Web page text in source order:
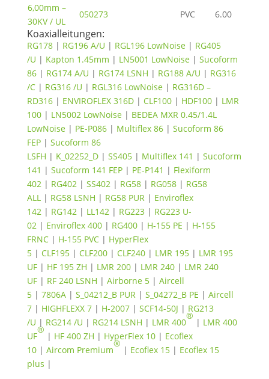
6,00mm –
30KV / UL
050273 PVC 6.00
Koaxialleitungen:
RG178| RG196 A/U | RGL196 LowNoise| RG405
/U | Kapton 1.45mm | LN5001 LowNoise| Sucoform
86| RG174 A/U | RG174 LSNH | RG188 A/U | RG316
/C| RG316 /U | RGL316 LowNoise| RG316D –
RD316| ENVIROFLEX 316D| CLF100| HDF100| LMR
100| LN5002 LowNoise| BEDEA MXR 0.45/1.4L
LowNoise| PE-P086| Multiflex 86| Sucoform 86
FEP| Sucoform 86
LSFH | K_02252_D| SS405| Multiflex 141 | Sucoform
141 | Sucoform 141 FEP| PE-P141 | Flexiform
402| RG402| SS402| RG58| RG058| RG58
ALL| RG58 LSNH | RG58 PUR| Enviroflex
142| RG142| LL142| RG223| RG223 U-
02| Enviroflex 400| RG400| H-155 PE | H-155
FRNC| H-155 PVC| HyperFlex
5| CLF195| CLF200| CLF240| LMR 195| LMR 195
UF| HF 195 ZH | LMR 200| LMR 240| LMR 240
UF| RF 240 LSNH | Airborne 5| Aircell
5| 7806A| S_04212_B PUR| S_04272_B PE | Aircell
7| HIGHFLEXX 7| H-2007| SCF14-50J | RG213
/U | RG214 /U | RG214 LSNH | LMR 400
®
| LMR 400
UF
®
| HF 400 ZH | HyperFlex 10| Ecoflex
10| Aircom Premium
®
| Ecoflex 15| Ecoflex 15
plus |